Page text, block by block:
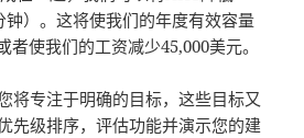
钟）。这将使我们的年度有效容量
者使我们的工资减少45,000美元。
将专注于明确的目标，这些目标又
先级排序，评估功能并演示您的建